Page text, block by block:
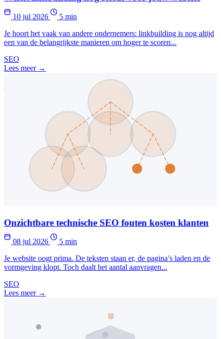
10 jul 2026
5 min
Je hoort het vaak van andere ondernemers: linkbuilding is nog altijd
een van de belangrijkste manieren om hoger te scoren...
SEO
Lees meer →
Onzichtbare technische SEO fouten kosten klanten
08 jul 2026
5 min
Je website oogt prima. De teksten staan er, de pagina’s laden en de
vormgeving klopt. Toch daalt het aantal aanvragen...
SEO
Lees meer →